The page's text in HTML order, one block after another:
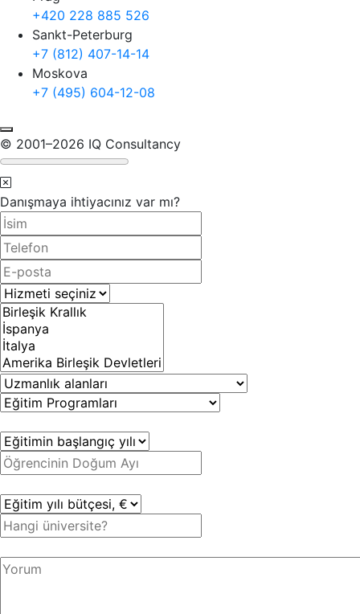
+420 228 885 526
Sankt-Peterburg
+7 (812) 407-14-14
Moskova
+7 (495) 604-12-08
© 2001–2026 IQ Consultancy
Danışmaya ihtiyacınız var mı?